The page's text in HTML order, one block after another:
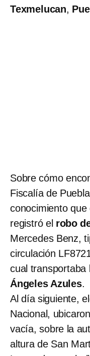
Texmelucan,
Sobre cómo
Fiscalía de
conocimiento
registró el robo
Mercedes Benz,
circulación
cual transportaba
Ángeles Azules.
Al día siguiente,
Nacional,
vacía, sobre la
altura de San